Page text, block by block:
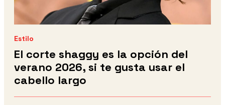
Estilo
El corte shaggy es la opción del
verano 2026, si te gusta usar el
cabello largo